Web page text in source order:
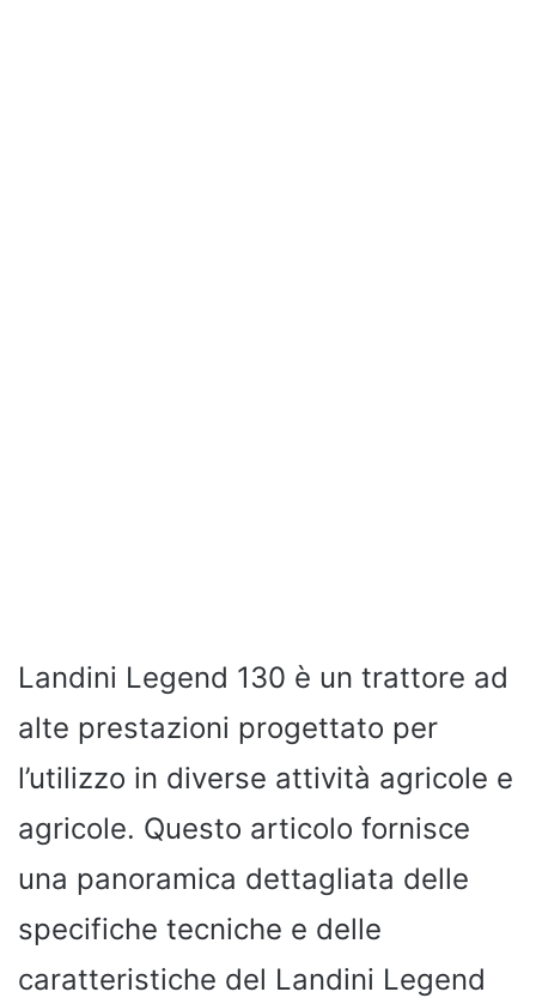
Landini Legend 130 è un trattore ad
alte prestazioni progettato per
l’utilizzo in diverse attività agricole e
agricole. Questo articolo fornisce
una panoramica dettagliata delle
specifiche tecniche e delle
caratteristiche del Landini Legend